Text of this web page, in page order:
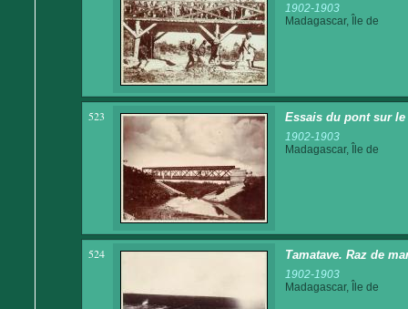
1902-1903
Madagascar, Île de
523 Essais du pont sur le
1902-1903
Madagascar, Île de
524 Tamatave. Raz de
1902-1903
Madagascar, Île de